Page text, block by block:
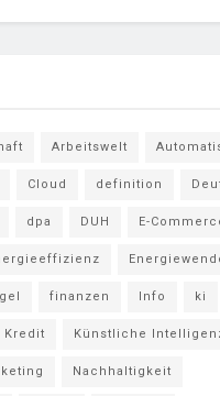
Arbeitswelt
Cloud definition
dpa DUH E-
finanzen Info ki
Kredit Künstliche
Nachhaltigkeit